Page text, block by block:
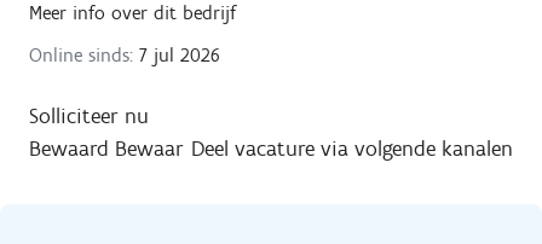
Meer info over dit bedrijf
Online sinds: 7 jul 2026
Solliciteer nu
Bewaard Bewaar Deel vacature via volgende kanalen